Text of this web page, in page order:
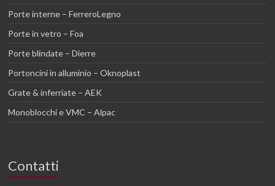
Porte interne – FerreroLegno
Porte in vetro – Foa
Porte blindate – Dierre
Portoncini in alluminio – Oknoplast
Grate & inferriate – AEK
Monoblocchi e VMC – Alpac
Contatti